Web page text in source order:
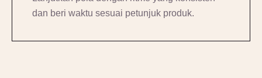
dan beri waktu sesuai petunjuk produk.